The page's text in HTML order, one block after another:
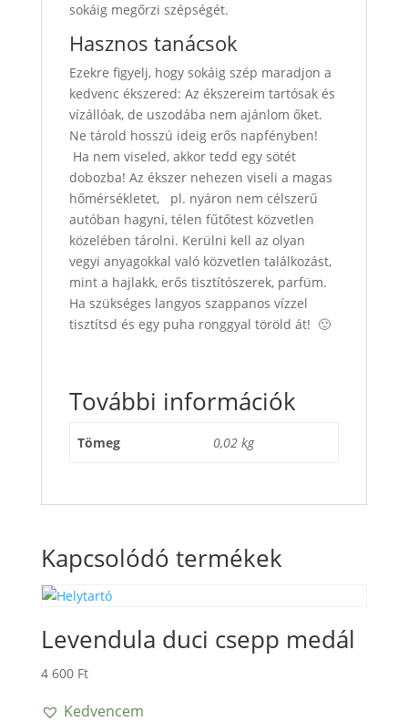
sokáig megőrzi szépségét.
Hasznos tanácsok
Ezekre figyelj, hogy sokáig szép maradjon a
kedvenc ékszered: Az ékszereim tartósak és
vízállóak, de uszodába nem ajánlom őket.
Ne tárold hosszú ideig erős napfényben!
Ha nem viseled, akkor tedd egy sötét
dobozba! Az ékszer nehezen viseli a magas
hőmérsékletet, pl. nyáron nem célszerű
autóban hagyni, télen fűtőtest közvetlen
közelében tárolni. Kerülni kell az olyan
vegyi anyagokkal való közvetlen találkozást,
mint a hajlakk, erős tisztítószerek, parfüm.
Ha szükséges langyos szappanos vízzel
tisztítsd és egy puha ronggyal töröld át! 🙂
További információk
Tömeg 0,02 kg
Kapcsolódó termékek
Levendula duci csepp medál
4 600 Ft
Kedvencem